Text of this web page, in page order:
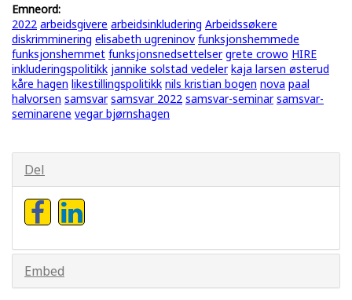
Emneord:
2022 arbeidsgivere arbeidsinkludering Arbeidssøkere
diskrimminering elisabeth ugreninov funksjonshemmede
funksjonshemmet funksjonsnedsettelser grete crowo HIRE
inkluderingspolitikk jannike solstad vedeler kaja larsen østerud
kåre hagen likestillingspolitikk nils kristian bogen nova paal
halvorsen samsvar samsvar 2022 samsvar-seminar samsvar-
seminarene vegar bjørnshagen
Del
Embed